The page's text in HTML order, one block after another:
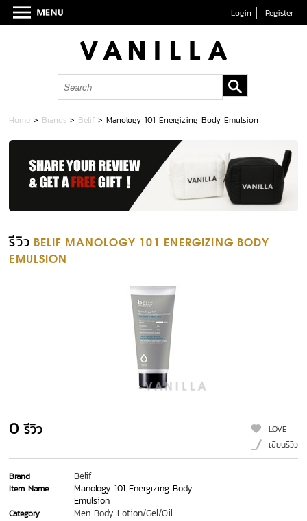
Login Register
Home > Brands > Belif >Manology 101 Energizing Body Emulsion
รีวิว BELIF MANOLOGY 101 ENERGIZING BODY
EMULSION
0 รีวิว
LOVE
เขียนรีวิว
Brand Belif
Item Name
Manology 101 Energizing Body
Emulsion
Category Men Body Lotion/Gel/Oil